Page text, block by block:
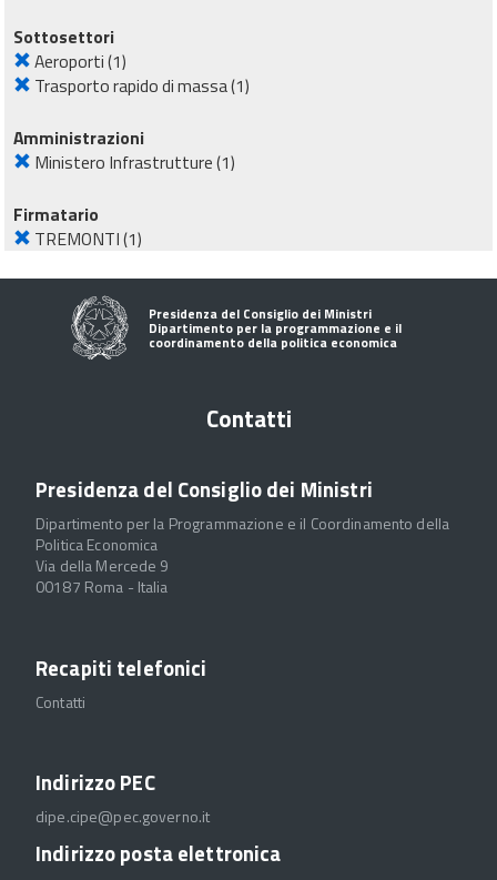
Sottosettori
Aeroporti(1)
Trasporto rapido di massa(1)
Amministrazioni
Ministero Infrastrutture(1)
Firmatario
TREMONTI(1)
Presidenza del Consiglio dei Ministri
Dipartimento per la programmazione e il
coordinamento della politica economica
Contatti
Presidenza del Consiglio dei Ministri
Dipartimento per la Programmazione e il Coordinamento della
Politica Economica
Via della Mercede 9
00187 Roma - Italia
Recapiti telefonici
Contatti
Indirizzo PEC
dipe.cipe@pec.governo.it
Indirizzo posta elettronica